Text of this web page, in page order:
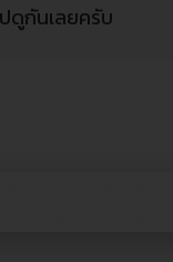
ดูกันเลยครับ